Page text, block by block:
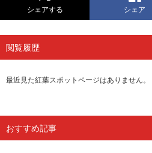
シェアする シェア
閲覧履歴
最近見た紅葉スポットページはありません。
おすすめ記事